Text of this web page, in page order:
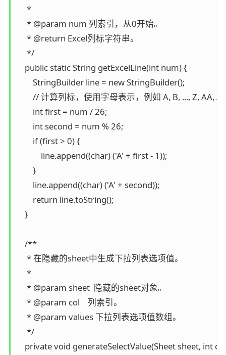
     *
     * @param num 列索引，从0开始。
     * @return Excel列标字符串。
     */
    public static String getExcelLine(int num) {
        StringBuilder line = new StringBuilder();
// 计算列标，使用字母表示，例如 A, B, ..., Z, AA,
        int first = num / 26;
        int second = num % 26;
        if (first > 0) {
            line.append((char) ('A' + first - 1));
        }
        line.append((char) ('A' + second));
        return line.toString();
    }
    /**
     * 在隐藏的sheet中生成下拉列表选项值。
     *
     * @param sheet  隐藏的sheet对象。
     * @param col    列索引。
     * @param values 下拉列表选项值数组。
     */
private void generateSelectValue(Sheet sheet, int